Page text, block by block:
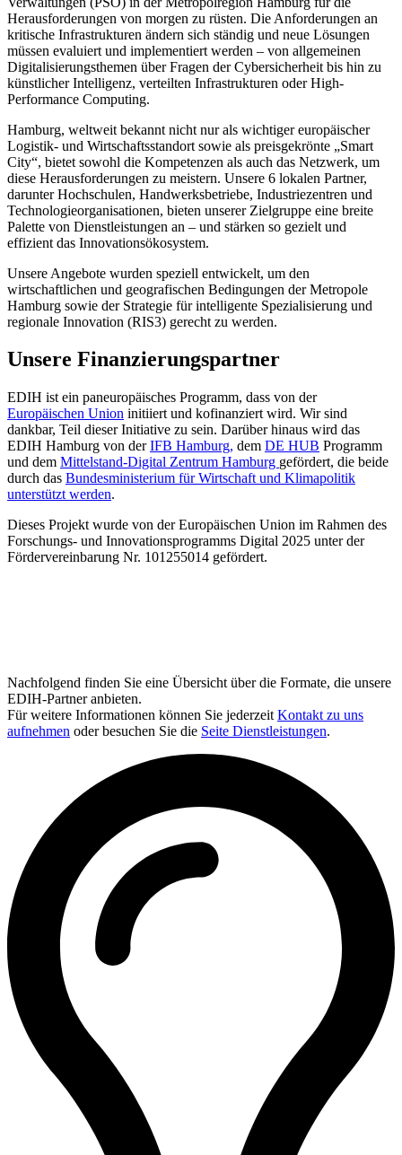
Herausforderungen von morgen zu rüsten. Die Anforderungen an
kritische Infrastrukturen ändern sich ständig und neue Lösungen
müssen evaluiert und implementiert werden – von allgemeinen
Digitalisierungsthemen über Fragen der Cybersicherheit bis hin zu
künstlicher Intelligenz, verteilten Infrastrukturen oder High-
Performance Computing.
Hamburg, weltweit bekannt nicht nur als wichtiger europäischer
Logistik- und Wirtschaftsstandort sowie als preisgekrönte „Smart
City“, bietet sowohl die Kompetenzen als auch das Netzwerk, um
diese Herausforderungen zu meistern. Unsere 6 lokalen Partner,
darunter Hochschulen, Handwerksbetriebe, Industriezentren und
Technologieorganisationen, bieten unserer Zielgruppe eine breite
Palette von Dienstleistungen an – und stärken so gezielt und
effizient das Innovationsökosystem.
Unsere Angebote wurden speziell entwickelt, um den
wirtschaftlichen und geografischen Bedingungen der Metropole
Hamburg sowie der Strategie für intelligente Spezialisierung und
regionale Innovation (RIS3) gerecht zu werden.
Unsere Finanzierungspartner
EDIH ist ein paneuropäisches Programm, dass von der
Europäischen Union initiiert und kofinanziert wird. Wir sind
dankbar, Teil dieser Initiative zu sein. Darüber hinaus wird das
EDIH Hamburg von derIFB Hamburg, dem DE HUB Programm
und dem Mittelstand-Digital Zentrum Hamburg gefördert, die beide
durch das Bundesministerium für Wirtschaft und Klimapolitik
unterstützt werden.
Dieses Projekt wurde von der Europäischen Union im Rahmen des
Forschungs- und Innovationsprogramms Digital 2025 unter der
Fördervereinbarung Nr. 101255014 gefördert.
Nachfolgend finden Sie eine Übersicht über die Formate, die unsere
EDIH-Partner anbieten.
Für weitere Informationen können Sie jederzeit Kontakt zu uns
aufnehmen oder besuchen Sie die Seite Dienstleistungen.